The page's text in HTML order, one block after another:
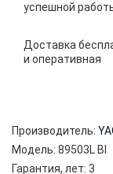
успешной
Доставка
и оперативная
Производитель:
Модель: 89503L Bl
Гарантия, лет: 3